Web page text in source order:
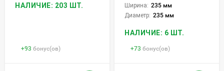
НАЛИЧИЕ: 203 ШТ.
+93 бонус(ов)
Ширина: 235 мм
Диаметр: 235 мм
НАЛИЧИЕ: 6 ШТ.
+73 бонус(ов)